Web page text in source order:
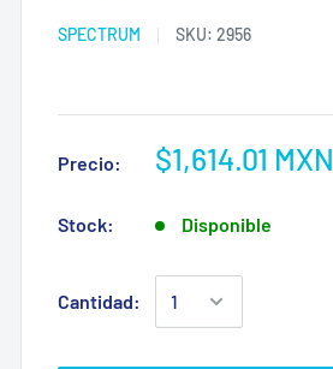
SPECTRUM SKU: 2956
Precio: $1,614.01 MXN
Stock: Disponible
Cantidad: